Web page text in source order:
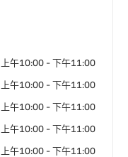
上午10:00 - 下午11:00
上午10:00 - 下午11:00
上午10:00 - 下午11:00
上午10:00 - 下午11:00
上午10:00 - 下午11:00